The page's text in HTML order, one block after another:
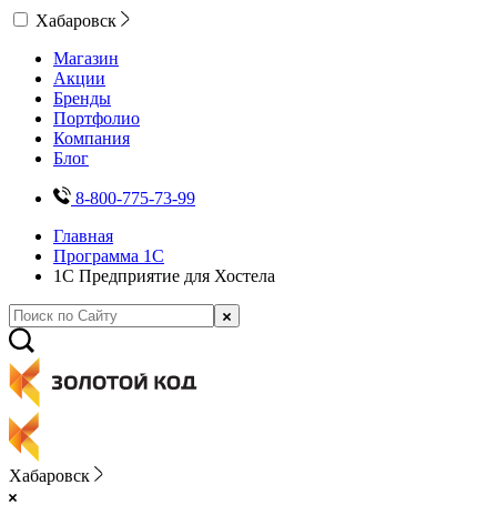
Хабаровск
Магазин
Акции
Бренды
Портфолио
Компания
Блог
8-800-775-73-99
Главная
Программа 1С
1С Предприятие для Хостела
Хабаровск